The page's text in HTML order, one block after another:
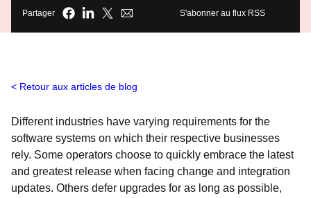
Partager S'abonner au flux RSS
Retour aux articles de blog
Different industries have varying requirements for the
software systems on which their respective businesses
rely. Some operators choose to quickly embrace the latest
and greatest release when facing change and integration
updates. Others defer upgrades for as long as possible,